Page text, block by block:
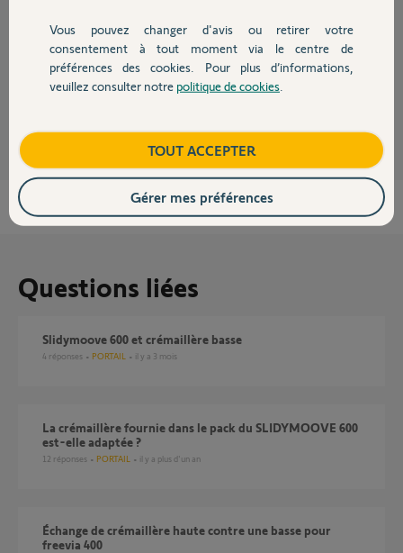
Devis avec un pro
Contact
que les crémaillères livrées dans le kit ne conviennent pas.
Bonne journée
Questions liées
slidymoove 600 et crémaillère basse
4 réponses PORTAIL il y a 3 mois
la crémaillère fournie dans le pack du SLIDYMOOVE 600
est-elle adaptée ?
12 réponses PORTAIL il y a plus d'un an
Échange de crémaillère haute contre une basse pour
freevia 400
Vous pouvez changer d'avis ou retirer votre
consentement à tout moment via le centre de
préférences des cookies. Pour plus d’informations,
veuillez consulter notre politique de cookies
TOUT ACCEPTER
Gérer mes préférences